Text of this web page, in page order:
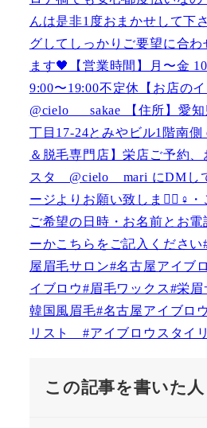
この記事を書いた人